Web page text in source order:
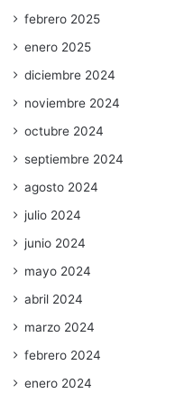
febrero 2025
enero 2025
diciembre 2024
noviembre 2024
octubre 2024
septiembre 2024
agosto 2024
julio 2024
junio 2024
mayo 2024
abril 2024
marzo 2024
febrero 2024
enero 2024